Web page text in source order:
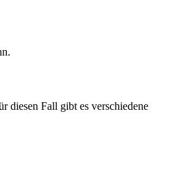
diesen Fall gibt es verschiedene